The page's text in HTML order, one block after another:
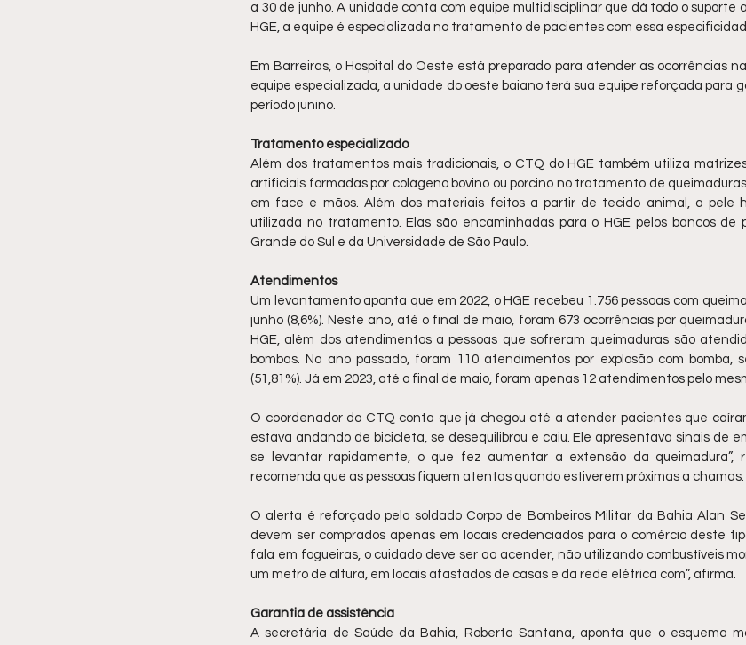
a 30 de junho. A unidade conta com equipe multidisciplinar que dá todo o suporte
HGE, a equipe é especializada no tratamento de pacientes com essa
Em Barreiras, o Hospital do Oeste está preparado para atender as ocorrências
equipe especializada, a unidade do oeste baiano terá sua equipe reforçada para
período junino.
Tratamento especializado
Além dos tratamentos mais tradicionais, o CTQ do HGE também utiliza
artificiais formadas por colágeno bovino ou porcino no tratamento de
em face e mãos. Além dos materiais feitos a partir de tecido animal, a pele
utilizada no tratamento. Elas são encaminhadas para o HGE pelos bancos de
Grande do Sul e da Universidade de São Paulo.
Atendimentos
Um levantamento aponta que em 2022, o HGE recebeu 1.756 pessoas com
junho (8,6%). Neste ano, até o final de maio, foram 673 ocorrências por
HGE, além dos atendimentos a pessoas que sofreram queimaduras são
bombas. No ano passado, foram 110 atendimentos por explosão com bomba,
(51,81%). Já em 2023, até o final de maio, foram apenas 12 atendimentos pelo
O coordenador do CTQ conta que já chegou até a atender pacientes que
estava andando de bicicleta, se desequilibrou e caiu. Ele apresentava sinais de
se levantar rapidamente, o que fez aumentar a extensão da queimadura”,
recomenda que as pessoas fiquem atentas quando estiverem próximas a chamas.
O alerta é reforçado pelo soldado Corpo de Bombeiros Militar da Bahia Alan
devem ser comprados apenas em locais credenciados para o comércio deste
fala em fogueiras, o cuidado deve ser ao acender, não utilizando combustíveis
um metro de altura, em locais afastados de casas e da rede elétrica com”, afirma.
Garantia de assistência
A secretária de Saúde da Bahia, Roberta Santana, aponta que o esquema